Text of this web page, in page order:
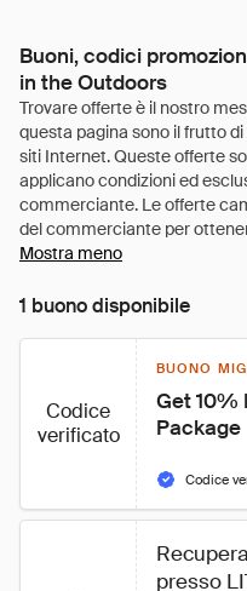
Buoni, codici
in the Outdoors
Mostra meno
1 buono disponibile
Codice
verificato
BUONO
Get 10%
Package
Codice
presso